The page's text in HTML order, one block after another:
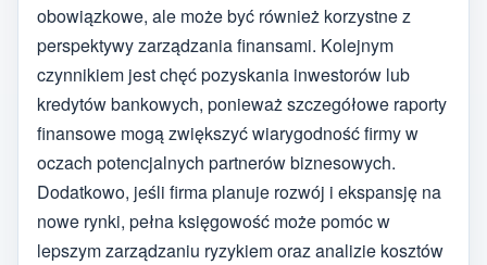
obowiązkowe, ale może być również korzystne z
perspektywy zarządzania finansami. Kolejnym
czynnikiem jest chęć pozyskania inwestorów lub
kredytów bankowych, ponieważ szczegółowe raporty
finansowe mogą zwiększyć wiarygodność firmy w
oczach potencjalnych partnerów biznesowych.
Dodatkowo, jeśli firma planuje rozwój i ekspansję na
nowe rynki, pełna księgowość może pomóc w
lepszym zarządzaniu ryzykiem oraz analizie kosztów